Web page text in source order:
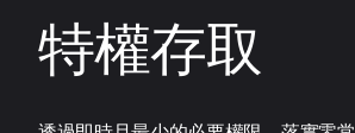
特權存取